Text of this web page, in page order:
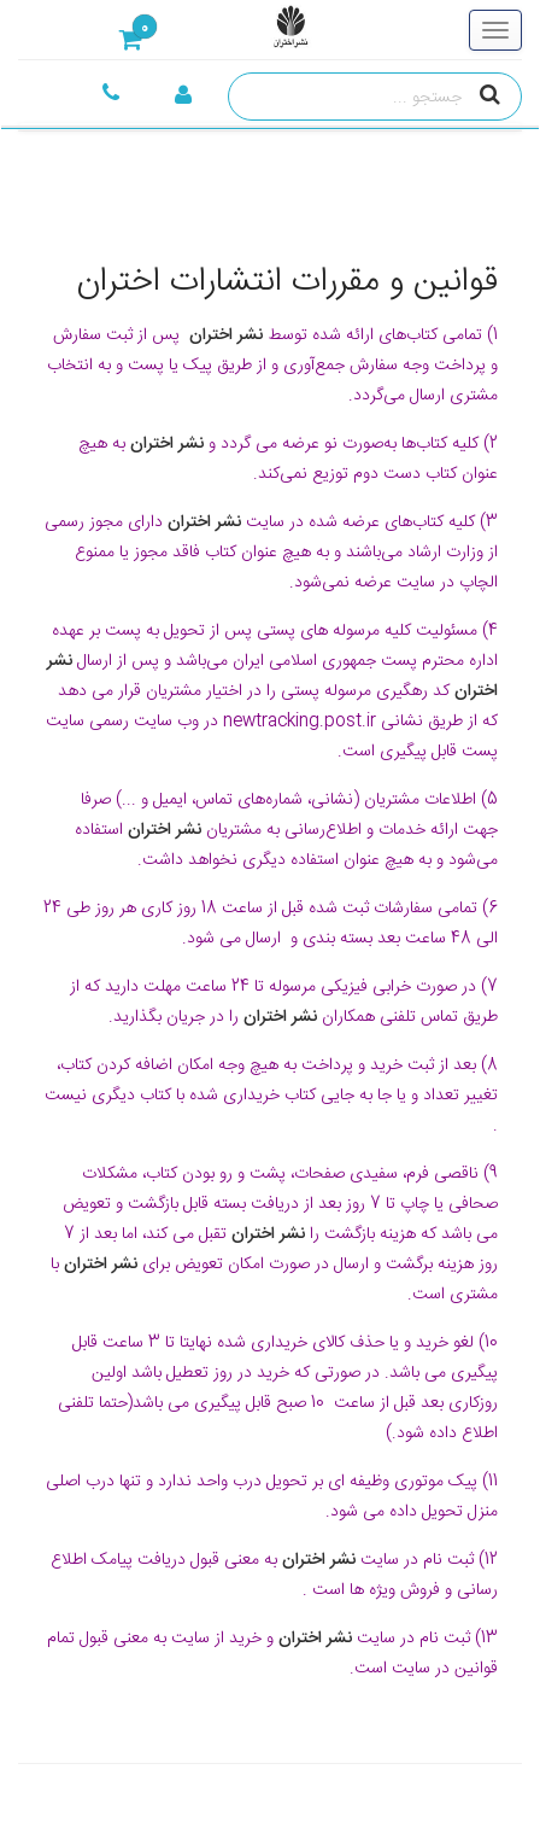
0
قوانین و مقررات انتشارات اختران
1) تمامی کتاب‌های ارائه شده توسط نشر اختران پس از ثبت سفارش
و پرداخت وجه سفارش جمع‌آوری و از طریق پیک یا پست و به انتخاب
مشتری ارسال می‌گردد.
2) کلیه کتاب‌ها به‌صورت نو عرضه می گردد و
نشر اخترانبه هیچ
عنوان کتاب دست دوم توزیع نمی‌کند.
3) کلیه کتاب‌های عرضه شده در سایت
نشر اختران دارای مجوز رسمی
از وزارت ارشاد می‌باشند و به هیچ عنوان کتاب فاقد مجوز یا ممنوع
الچاپ در سایت عرضه نمی‌شود.
4) مسئولیت کلیه مرسوله های پستی پس از تحویل به پست بر عهده
اداره محترم پست جمهوری اسلامی ایران می‌باشد و پس از ارسالنشر
اخترانکد رهگیری مرسوله پستی را در اختیار مشتریان قرار می دهد
که از طریق نشانی newtracking.post.ir در وب سایت رسمی سایت
پست قابل پیگیری است.
5) اطلاعات مشتریان (نشانی، شماره‌های تماس، ایمیل و ...) صرفا
جهت ارائه خدمات و اطلاع‌رسانی به مشتریان نشر اختران استفاده
می‌شود و به هیچ عنوان استفاده دیگری نخواهد داشت.
6) تمامی سفارشات ثبت شده قبل از ساعت 18 روز کاری هر روز طی 24
الی 48 ساعت بعد بسته بندی و ارسال می شود.
7) در صورت خرابی فیزیکی مرسوله تا 24 ساعت مهلت دارید که از
طریق تماس تلفنی همکاران نشر اختران را در جریان بگذارید.
8) بعد از ثبت خرید و پرداخت به هیچ وجه امکان اضافه کردن کتاب،
تغییر تعداد و یا جا به جایی کتاب خریداری شده با کتاب دیگری نیست
.
9) ناقصی فرم، سفیدی صفحات، پشت و رو بودن کتاب، مشکلات
صحافی یا چاپ تا 7 روز بعد از دریافت بسته قابل بازگشت و تعویض
می باشد که هزینه بازگشت رانشر اختران
تقبل می کند، اما بعد از 7
روز هزینه برگشت و ارسال در صورت امکان تعویض برای نشر اخترانبا
مشتری است.
10) لغو خرید و یا حذف کالای خریداری شده نهایتا تا 3 ساعت قابل
پیگیری می باشد. در صورتی که خرید در روز تعطیل باشد اولین
روزکاری بعد قبل از ساعت 10 صبح قابل پیگیری می باشد(حتما تلفنی
اطلاع داده شود.)
11) پیک موتوری وظیفه ای بر تحویل درب واحد ندارد و تنها درب اصلی
منزل تحویل داده می شود.
12) ثبت نام در سایت
نشر اخترانبه معنی قبول دریافت پیامک اطلاع
رسانی و فروش ویژه ها است .
13) ثبت نام در سایت
نشر اخترانو خرید از سایت به معنی قبول تمام
قوانین در سایت است.